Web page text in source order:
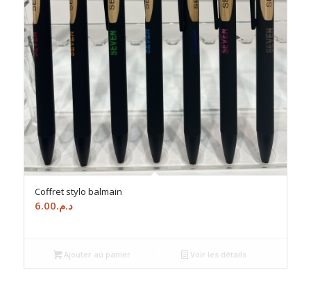
Coffret stylo balmain
د.م.6.00
Ajouter au panier Voir les détails